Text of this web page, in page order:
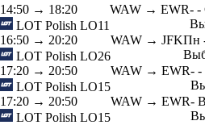
14:50 → 18:20
LOT Polish LO11
WAW → EWR- -
16:50 → 20:20
LOT Polish LO26
WAW → JFKПн
17:20 → 20:50
LOT Polish LO15
WAW → EWR- -
17:20 → 20:50
LOT Polish LO15
WAW → EWR-